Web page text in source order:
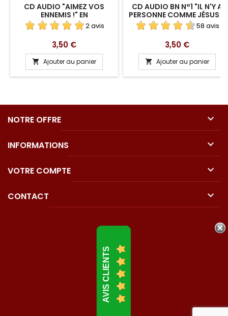
CD AUDIO "AIMEZ VOS
ENNEMIS !" EN
TÉLÉCHARGEMENT
2 avis
Prix
3,50 €
 Ajouter au panier
CD AUDIO BN N°1 "IL N'Y A
PERSONNE COMME JÉSUS !"
EN TÉLÉCHARGEMENT
58 avis
Prix
3,50 €
 Ajouter au panier
NOTRE OFFRE 
INFORMATIONS 
VOTRE COMPTE 
CONTACT 
AVIS CLIENTS